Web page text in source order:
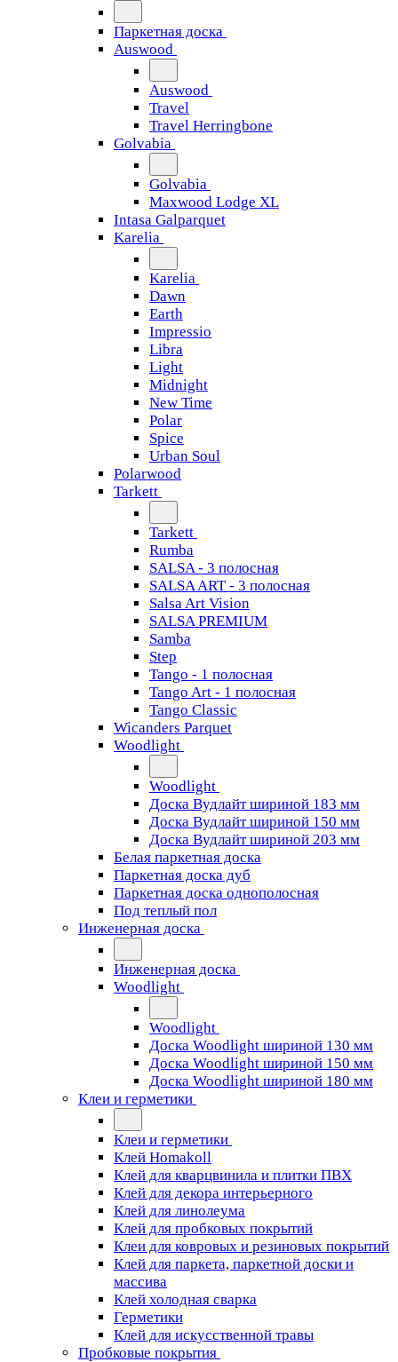
Паркетная доска
Auswood
Auswood
Travel
Travel Herringbone
Golvabia
Golvabia
Maxwood Lodge XL
Intasa Galparquet
Karelia
Karelia
Dawn
Earth
Impressio
Libra
Light
Midnight
New Time
Polar
Spice
Urban Soul
Polarwood
Tarkett
Tarkett
Rumba
SALSA - 3 полосная
SALSA ART - 3 полосная
Salsa Art Vision
SALSA PREMIUM
Samba
Step
Tango - 1 полосная
Tango Art - 1 полосная
Tango Classiс
Wicanders Parquet
Woodlight
Woodlight
Доска Вудлайт шириной 183 мм
Доска Вудлайт шириной 150 мм
Доска Вудлайт шириной 203 мм
Белая паркетная доска
Паркетная доска дуб
Паркетная доска однополосная
Под теплый пол
Инженерная доска
Инженерная доска
Woodlight
Woodlight
Доска Woodlight шириной 130 мм
Доска Woodlight шириной 150 мм
Доска Woodlight шириной 180 мм
Клеи и герметики
Клеи и герметики
Клей Homakoll
Клей для кварцвинила и плитки ПВХ
Клей для декора интерьерного
Клей для линолеума
Клей для пробковых покрытий
Клеи для ковровых и резиновых покрытий
Клей для паркета, паркетной доски и
массива
Клей холодная сварка
Герметики
Клей для искусственной травы
Пробковые покрытия